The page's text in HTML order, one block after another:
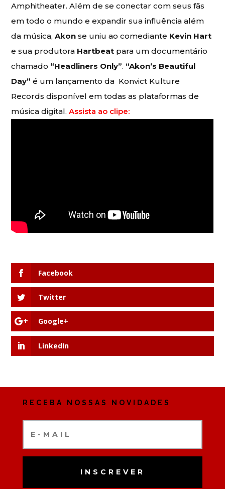
Amphitheater. Além de se conectar com seus fãs
em todo o mundo e expandir sua influência além
da música,Akon se uniu ao comediante Kevin Hart
e sua produtora Hartbeat para um documentário
chamado “Headliners Only”. “Akon’s Beautiful
Day” é um lançamento da Konvict Kulture
Records disponível em todas as plataformas de
música digital.Assista ao clipe:
Facebook
Twitter
Google+
LinkedIn
RECEBA NOSSAS NOVIDADES
INSCREVER